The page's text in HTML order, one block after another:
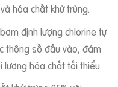
hóa chất khử trùng.
định lượng chlorine tự
thông số đầu vào, đảm
lượng hóa chất tối thiểu.